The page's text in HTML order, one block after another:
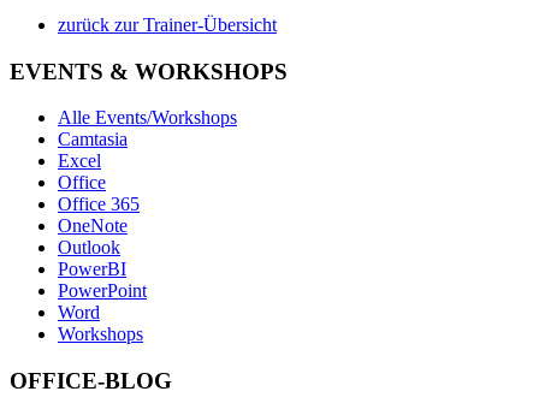
zurück zur Trainer-Übersicht
EVENTS & WORKSHOPS
Alle Events/Workshops
Camtasia
Excel
Office
Office 365
OneNote
Outlook
PowerBI
PowerPoint
Word
Workshops
OFFICE-BLOG